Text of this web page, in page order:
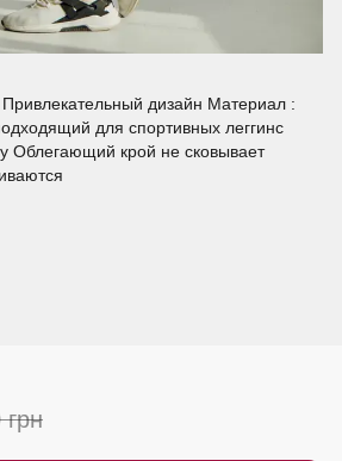
дизайн Материал :
для спортивных леггинс
Облегающий крой не сковывает
грн